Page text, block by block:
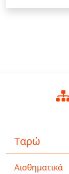
Ταρώ
Αισθηματικά